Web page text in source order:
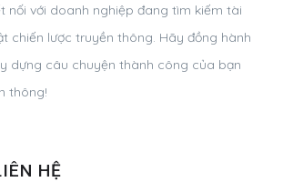
nối với doanh nghiệp đang tìm kiếm tài
chiến lược truyền thông. Hãy đồng hành
dựng câu chuyện thành công của bạn
thông!
HỆ